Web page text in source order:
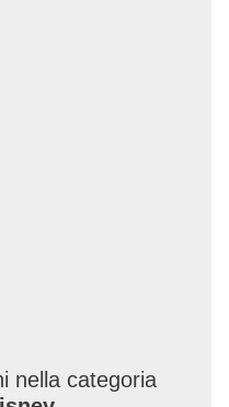
nella categoria